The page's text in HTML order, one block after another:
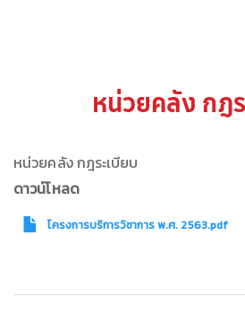
navigation
หน่วยคลัง กฎ
หน่วยคลัง กฎระเบียบ
ดาวน์โหลด
โครงการบริการวิชาการ พ.ศ. 2563.pdf